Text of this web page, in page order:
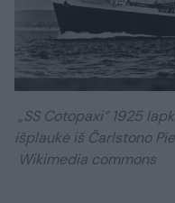
„SS Cotopaxi“ 1925
išplaukė iš Čarlstono
Wikimedia commons